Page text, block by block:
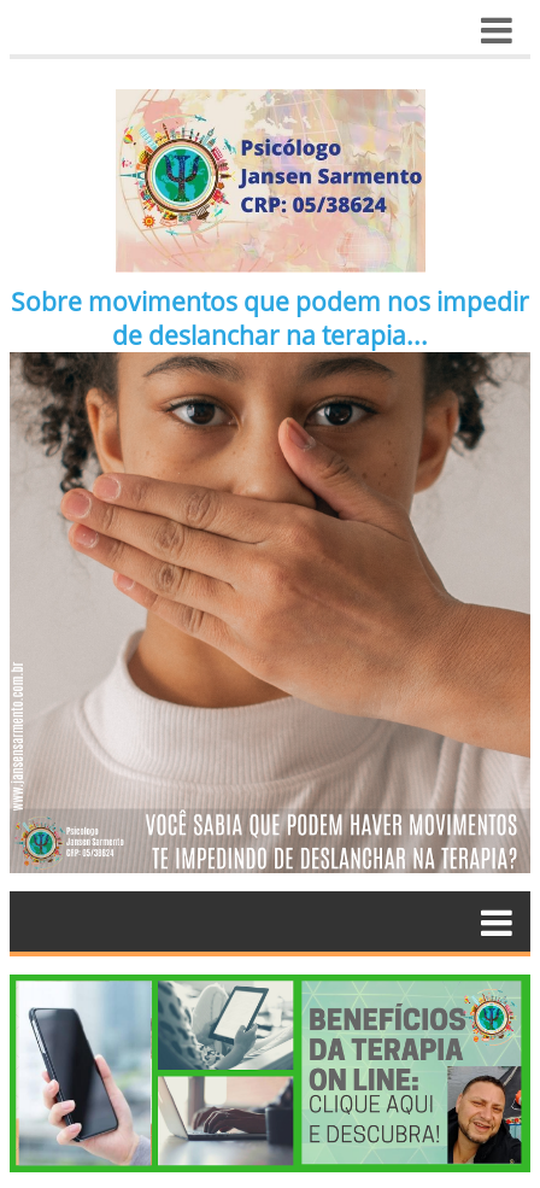
Sobre movimentos que podem nos impedir
de deslanchar na terapia...